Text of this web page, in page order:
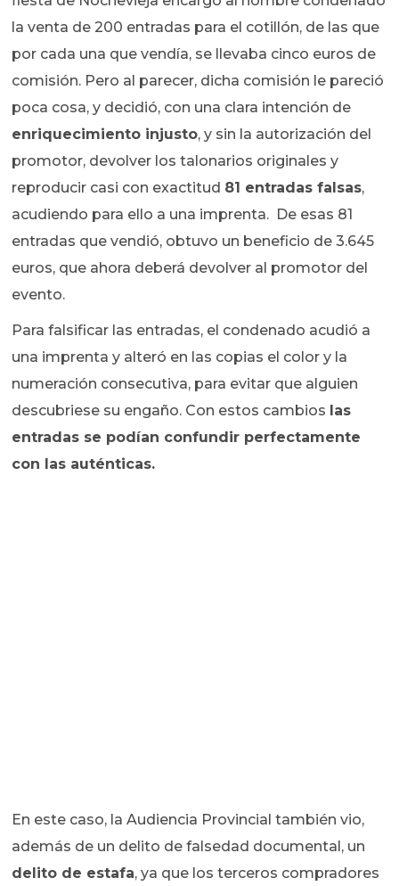
la venta de 200 entradas para el cotillón, de las que
por cada una que vendía, se llevaba cinco euros de
comisión. Pero al parecer, dicha comisión le pareció
poca cosa, y decidió, con una clara intención de
enriquecimiento injusto, y sin la autorización del
promotor, devolver los talonarios originales y
reproducir casi con exactitud 81 entradas falsas,
acudiendo para ello a una imprenta. De esas 81
entradas que vendió, obtuvo un beneficio de 3.645
euros, que ahora deberá devolver al promotor del
evento.
Para falsificar las entradas, el condenado acudió a
una imprenta y alteró en las copias el color y la
numeración consecutiva, para evitar que alguien
descubriese su engaño. Con estos cambios las
entradas se podían confundir perfectamente
con las auténticas.
En este caso, la Audiencia Provincial también vio,
además de un delito de falsedad documental, un
delito de estafa, ya que los terceros compradores